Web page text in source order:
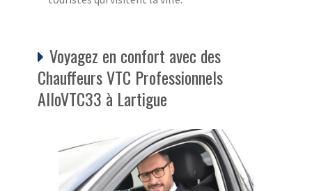
Voyagez en confort avec des
Chauffeurs VTC Professionnels
AlloVTC33 à Lartigue